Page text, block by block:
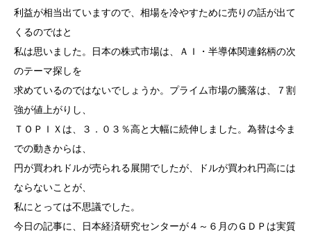
利益が相当出ていますので、相場を冷やすために売りの話が出て
くるのではと
私は思いました。日本の株式市場は、ＡＩ・半導体関連銘柄の次
のテーマ探しを
求めているのではないでしょうか。プライム市場の騰落は、７割
強が値上がりし、
ＴＯＰＩＸは、３．０３％高と大幅に続伸しました。為替は今ま
での動きからは、
円が買われドルが売られる展開でしたが、ドルが買われ円高には
ならないことが、
私にとっては不思議でした。
今日の記事に、日本経済研究センターが４～６月のＧＤＰは実質